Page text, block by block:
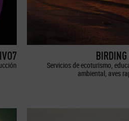
Servicios de ecoturismo,
ambiental, aves